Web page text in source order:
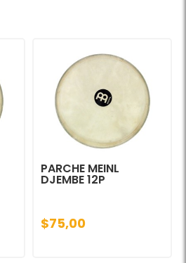
PARCHE MEINL
DJEMBE 12P
$75,00